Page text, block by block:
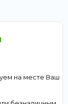
на месте Ваш